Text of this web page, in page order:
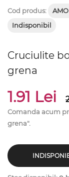
Cod produs:
Indisponibil
Cruciulite
grena
1.91 Lei
Comanda acum
grena".